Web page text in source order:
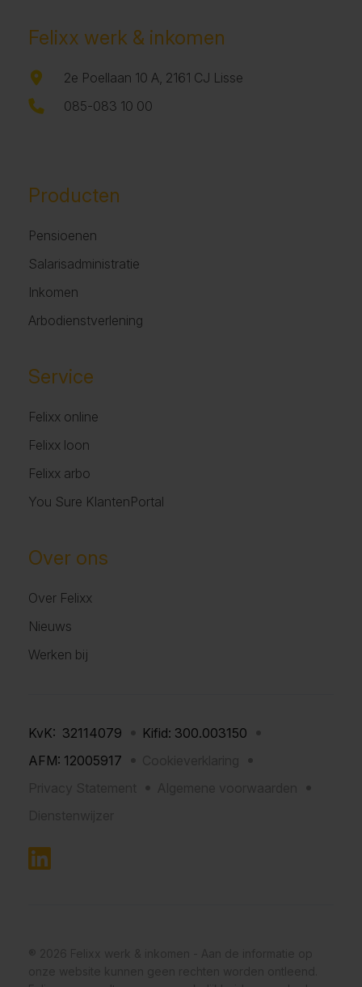
Felixx werk & inkomen
2e Poellaan 10 A, 2161 CJ Lisse
085-083 10 00
Producten
Pensioenen
Salarisadministratie
Inkomen
Arbodienstverlening
Service
Felixx online
Felixx loon
Felixx arbo
You Sure KlantenPortal
Over ons
Over Felixx
Nieuws
Werken bij
KvK: 32114079
Kifid: 300.003150
AFM: 12005917